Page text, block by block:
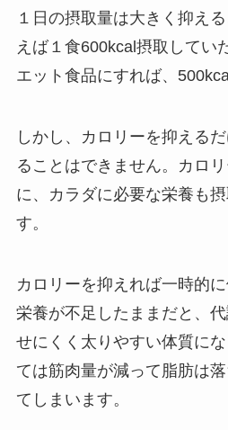
１日の摂取量は大きく抑え
えば１食600kcal摂取してい
エット食品にすれば、
しかし、カロリーを抑える
ることはできません。カロ
に、カラダに必要な栄養も
す。
カロリーを抑えれば一時的に
栄養が不足したままだと、
せにくく太りやすい体質に
ては筋肉量が減って脂肪は
てしまいます。